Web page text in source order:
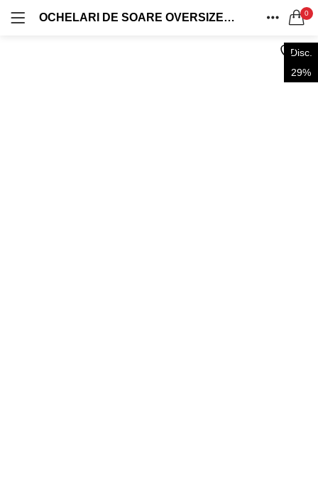
OCHELARI DE SOARE OVERSIZED MODEL FLAT TOP SHIELD STIL KARDASHIAN RAMĂ MARO TRANSLUCIDĂ / LENTILĂ MARO DEGRADE UV400 OVD512 0
Disc.
29%